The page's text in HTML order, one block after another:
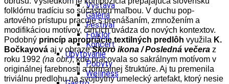
Výstava
Galéria
Festival
Folklór
Koncert
Ubytovanie
Pobyty
Wellness
folklórnu tradíciu so súčasnou maľbou. V duchu pop-
artového prístupu pracuje s prenášaním, zmnožením a
modifikáciou motívov, čím ich uvádza do nových kontextov.
Podobný princíp apropriácie textilných predlôh využila K.
Bočkayová aj v obrazeSkoro ikona / Posledná večera z
roku 1992 (na obr.), kde pracovala so sakrálnym motívom v
originálnej farebnosti a formálnej štruktúre. Aj tu premenila
triviálnu predlohu na svojbytný umelecký artefakt, ktorý nesie